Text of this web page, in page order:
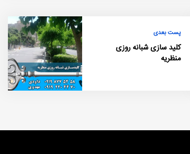
پست بعدی
کلید سازی شبانه روزی
منظریه